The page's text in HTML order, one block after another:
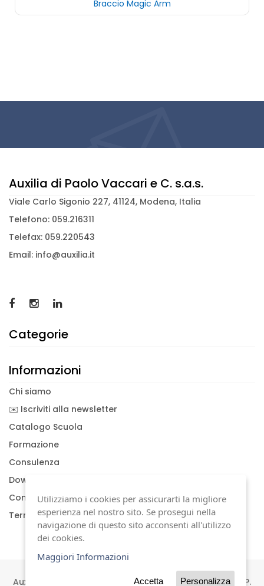
Braccio Magic Arm
Auxilia di Paolo Vaccari e C. s.a.s.
Viale Carlo Sigonio 227, 41124, Modena, Italia
Telefono: 059.216311
Telefax: 059.220543
Email: info@auxilia.it
Categorie
Informazioni
Chi siamo
✉️ Iscriviti alla newsletter
Catalogo Scuola
Formazione
Consulenza
Download documenti
Condizioni generali
Termini di garanzia
Auxilia s.a.s | Viale Carlo Sigonio, 227 | 41124 Modena | P.
Utilizziamo i cookies per assicurarti la migliore
esperienza nel nostro sito. Se prosegui nella
navigazione di questo sito acconsenti all'utilizzo
dei cookies.
Maggiori Informazioni
Accetta Personalizza